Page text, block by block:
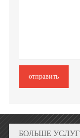
отправить
БОЛЬШЕ УСЛУГ